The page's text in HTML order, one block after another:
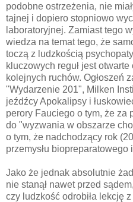
podobne ostrzeżenia, nie
tajnej i dopiero stopniowo
laboratoryjnej. Zamiast tego
wiedza na temat tego, że
toczą z ludzkością
kluczowych reguł jest
kolejnych ruchów. Ogłoszeń
"Wydarzenie 201", Milken
jeźdźcy Apokalipsy i
perory Fauciego o tym, że za
do "wyzwania w obszarze
o tym, że nadchodzący rok
przemysłu biopreparatowego
Jako że jednak absolutnie
nie stanął nawet przed
czy ludzkość odrobiła lekcję